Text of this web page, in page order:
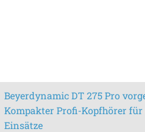
Beyerdynamic DT 275 Pro
Kompakter Profi-Kopfhörer für
Einsätze